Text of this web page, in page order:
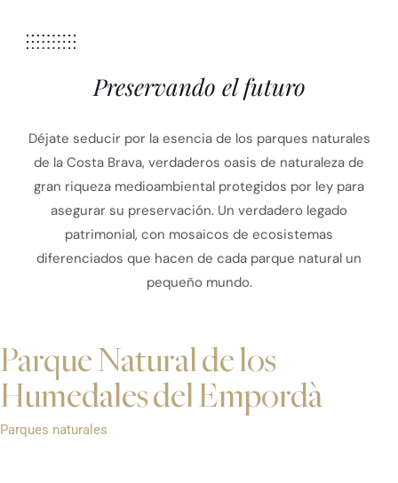
Preservando el futuro
Déjate seducir por la esencia de los parques naturales
de la Costa Brava, verdaderos oasis de naturaleza de
gran riqueza medioambiental protegidos por ley para
asegurar su preservación. Un verdadero legado
patrimonial, con mosaicos de ecosistemas
diferenciados que hacen de cada parque natural un
pequeño mundo.
Parque Natural de los
Humedales del Empordà
Parques naturales